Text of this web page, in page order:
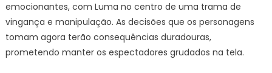
emocionantes, com Luma no centro de uma trama de
vingança e manipulação. As decisões que os personagens
tomam agora terão consequências duradouras,
prometendo manter os espectadores grudados na tela.